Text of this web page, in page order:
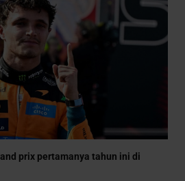
prix pertamanya tahun ini di